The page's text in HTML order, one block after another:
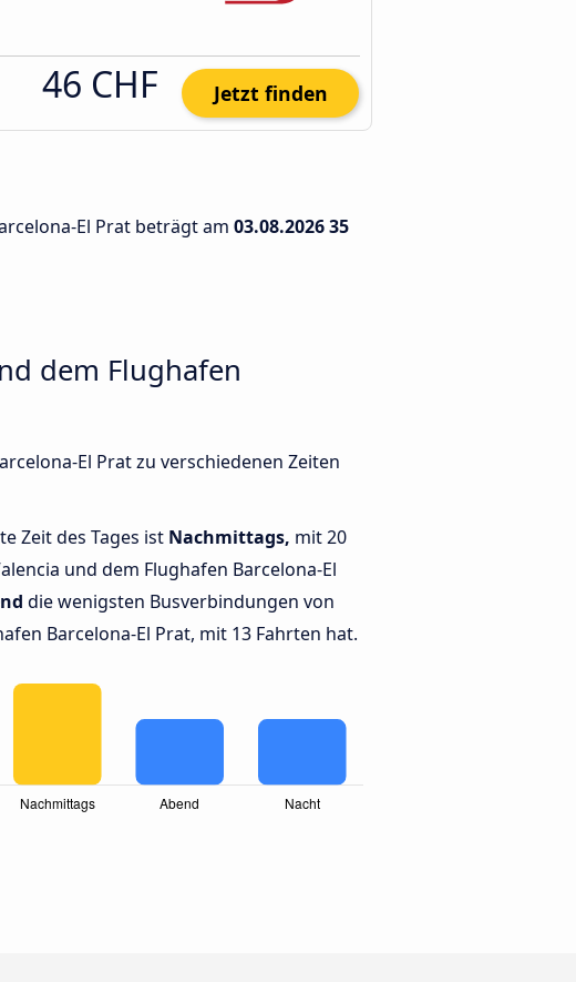
46 CHF Jetzt finden
El Prat beträgt am 03.08.202635
dem Flughafen
El Prat zu verschiedenen Zeiten
Zeit des Tages ist Nachmittags, mit 20
und dem Flughafen Barcelona-El
die wenigsten Busverbindungen von
Barcelona-El Prat, mit 13 Fahrten hat.